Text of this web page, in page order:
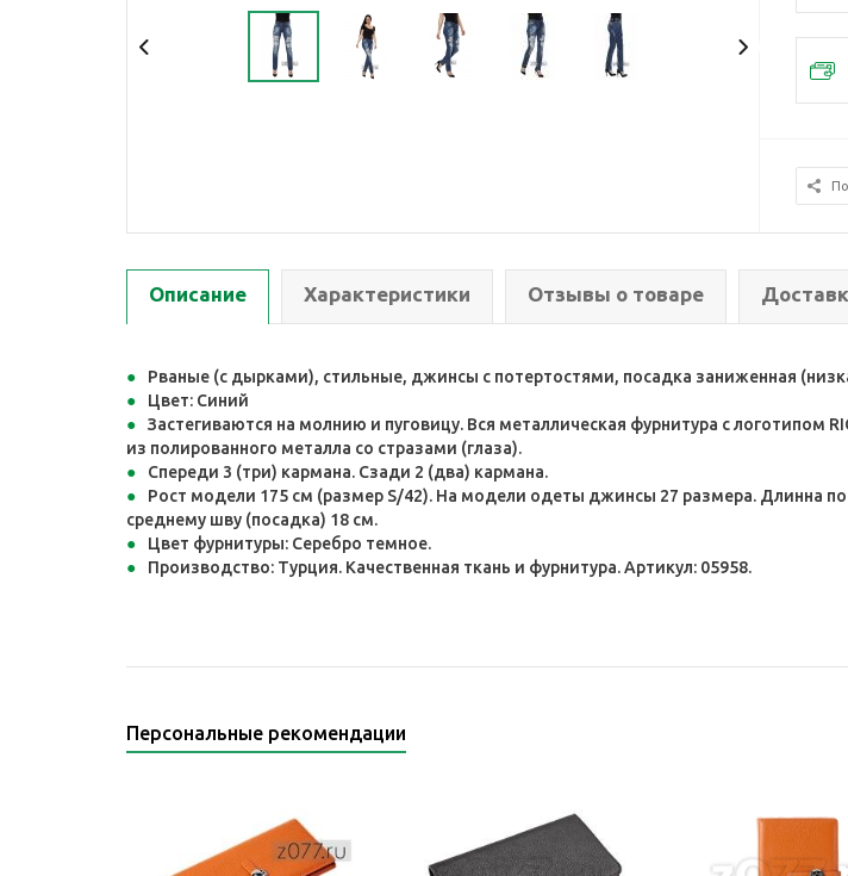
Описание Характеристики Отзывы о товаре
Рваные (с дырками), стильные, джинсы с потертостями, посадка заниженная
Цвет: Синий
Застегиваются на молнию и пуговицу. Вся металлическая фурнитура с логотипом
из полированного металла со стразами (глаза).
Спереди 3 (три) кармана. Сзади 2 (два) кармана.
Рост модели 175 см (размер S/42). На модели одеты джинсы 27 размера. Длинна
среднему шву (посадка) 18 см.
Цвет фурнитуры: Серебро темное.
Производство: Турция. Качественная ткань и фурнитура. Артикул: 05958.
Персональные рекомендации